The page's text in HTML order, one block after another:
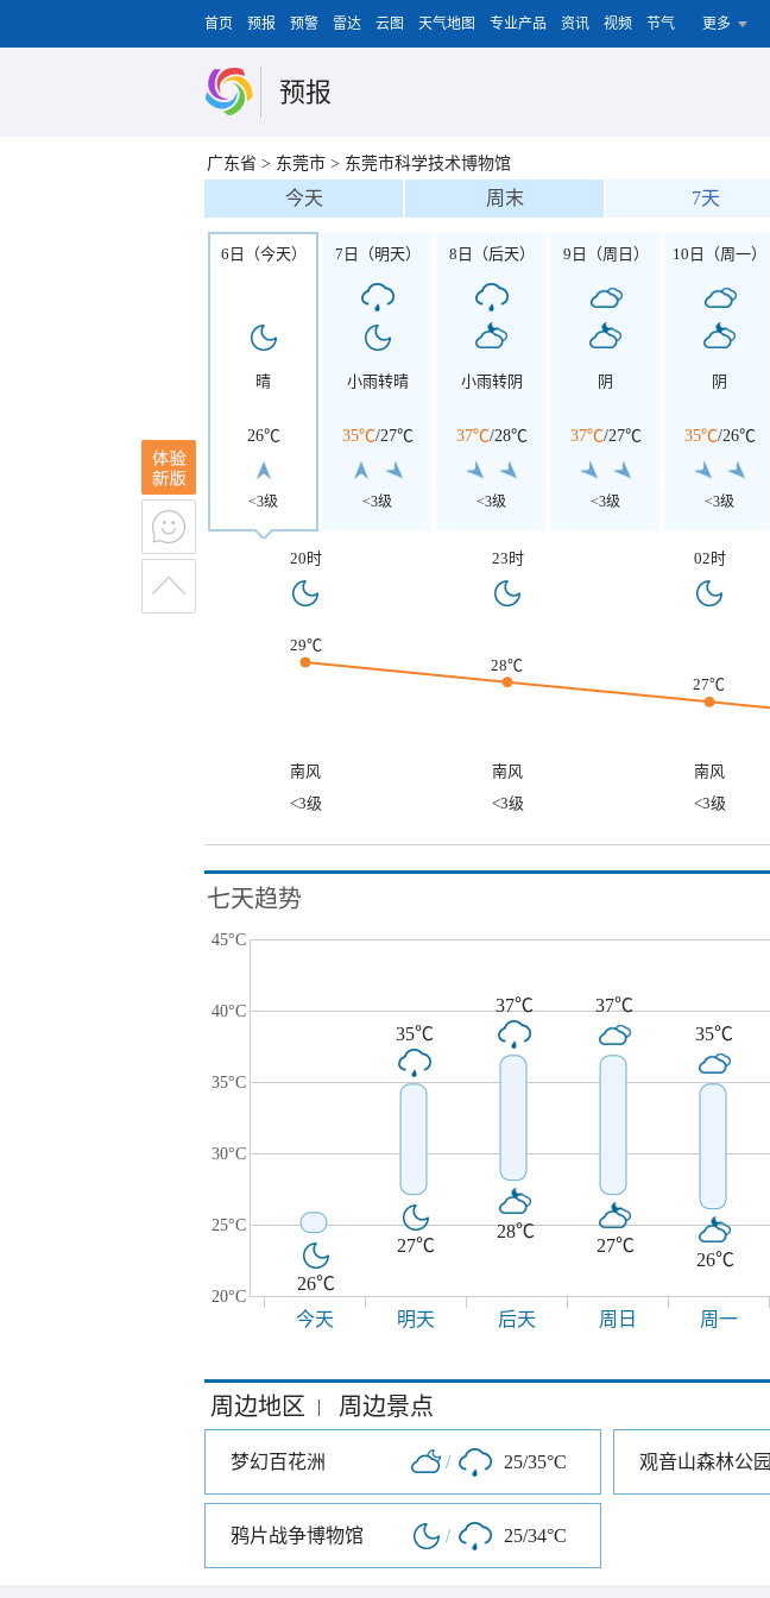
首页 预报 预警 雷达 云图 天气地图 专业产品 资讯 视频 节气 更多
预报
广东省 > 东莞市 > 东莞市科学技术博物馆
今天 周末 7天
6日（今天）
晴
26℃
<3级
7日（明天）
小雨转晴
35℃/27℃
<3级
8日（后天）
小雨转阴
37℃/28℃
<3级
9日（周日）
阴
37℃/27℃
<3级
10日（周一）
阴
35℃/26℃
<3级
20时 23时 02时
29℃
28℃
27℃
南风 南风 南风
<3级
<3级 <3级
七天趋势
45°C
40°C
35°C
30°C
25°C
20°C
26℃
35℃
27℃
37℃
28℃
37℃
27℃
35℃
26℃
今天 明天 后天 周日 周一
周边地区 | 周边景点
梦幻百花洲 / 25/35°C 观音山森林公园
鸦片战争博物馆 / 25/34°C